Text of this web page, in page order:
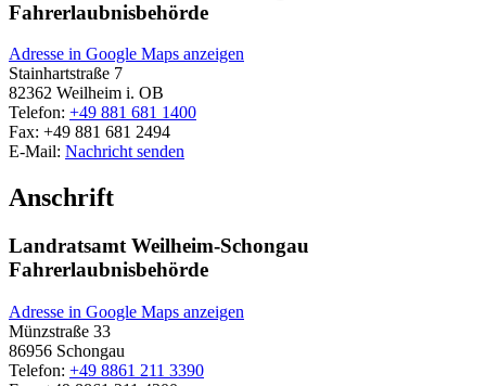
Fahrerlaubnisbehörde
Adresse in Google Maps anzeigen
Stainhartstraße 7
82362 Weilheim i. OB
Telefon: +49 881 681 1400
Fax: +49 881 681 2494
E-Mail: Nachricht senden
Anschrift
Landratsamt Weilheim-Schongau
Fahrerlaubnisbehörde
Adresse in Google Maps anzeigen
Münzstraße 33
86956 Schongau
Telefon: +49 8861 211 3390